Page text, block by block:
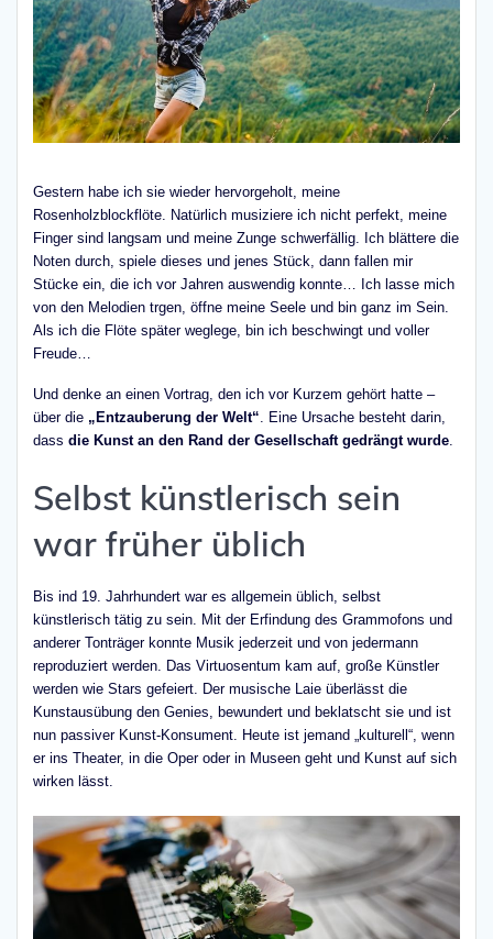
Gestern habe ich sie wieder hervorgeholt, meine
Rosenholzblockflöte. Natürlich musiziere ich nicht perfekt, meine
Finger sind langsam und meine Zunge schwerfällig. Ich blättere die
Noten durch, spiele dieses und jenes Stück, dann fallen mir
Stücke ein, die ich vor Jahren auswendig konnte… Ich lasse mich
von den Melodien trgen, öffne meine Seele und bin ganz im Sein.
Als ich die Flöte später weglege, bin ich beschwingt und voller
Freude…
Und denke an einen Vortrag, den ich vor Kurzem gehört hatte –
über die „Entzauberung der Welt“. Eine Ursache besteht darin,
dass die Kunst an den Rand der Gesellschaft gedrängt wurde.
Selbst künstlerisch sein
war früher üblich
Bis ind 19. Jahrhundert war es allgemein üblich, selbst
künstlerisch tätig zu sein. Mit der Erfindung des Grammofons und
anderer Tonträger konnte Musik jederzeit und von jedermann
reproduziert werden. Das Virtuosentum kam auf, große Künstler
werden wie Stars gefeiert. Der musische Laie überlässt die
Kunstausübung den Genies, bewundert und beklatscht sie und ist
nun passiver Kunst-Konsument. Heute ist jemand „kulturell“, wenn
er ins Theater, in die Oper oder in Museen geht und Kunst auf sich
wirken lässt.